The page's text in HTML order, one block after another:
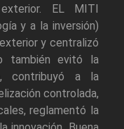
EL MITI
y a la inversión)
y centralizó
también evitó la
contribuyó a la
controlada,
reglamentó la